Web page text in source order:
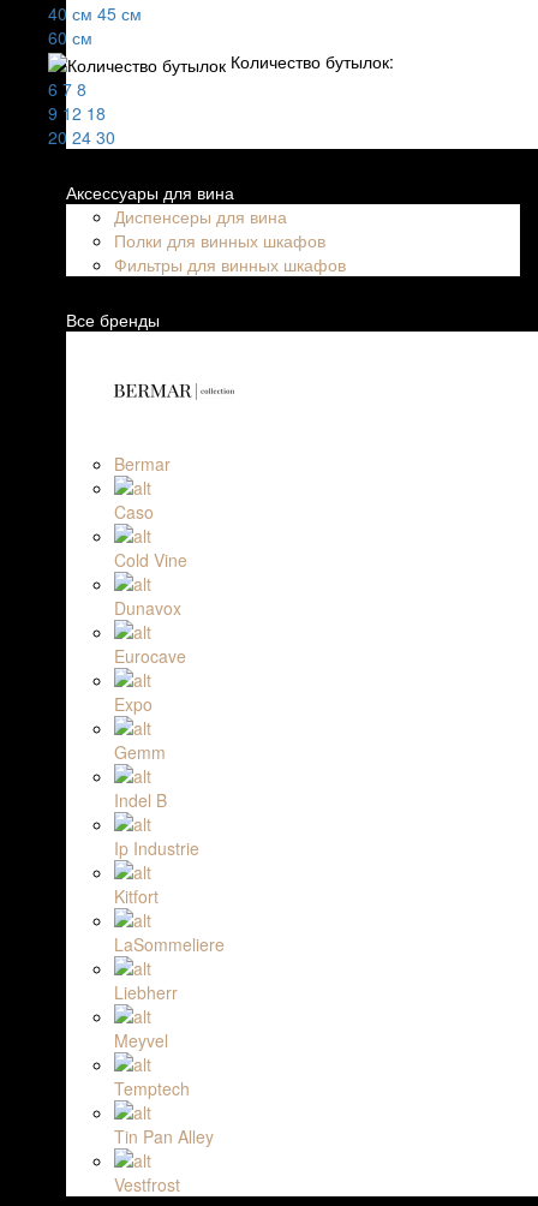
40 см 45 см
60 см
Количество бутылок:
6 7 8
9 12 18
20 24 30
Аксессуары для вина
Диспенсеры для вина
Полки для винных шкафов
Фильтры для винных шкафов
Все бренды
Bermar
Caso
Cold Vine
Dunavox
Eurocave
Expo
Gemm
Indel B
Ip Industrie
Kitfort
LaSommeliere
Liebherr
Meyvel
Temptech
Tin Pan Alley
Vestfrost